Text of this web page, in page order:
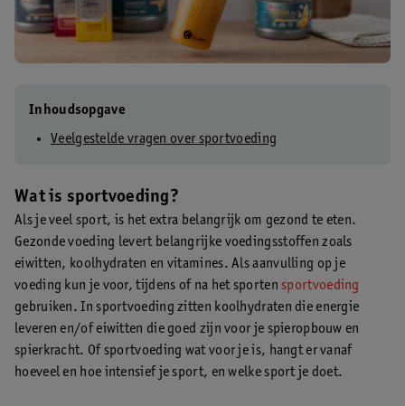
Inhoudsopgave
Veelgestelde vragen over sportvoeding
Wat is sportvoeding?
Als je veel sport, is het extra belangrijk om gezond te eten.
Gezonde voeding levert belangrijke voedingsstoffen zoals
eiwitten, koolhydraten en vitamines. Als aanvulling op je
voeding kun je voor, tijdens of na het sporten sportvoeding
gebruiken. In sportvoeding zitten koolhydraten die energie
leveren en/of eiwitten die goed zijn voor je spieropbouw en
spierkracht. Of sportvoeding wat voor je is, hangt er vanaf
hoeveel en hoe intensief je sport, en welke sport je doet.